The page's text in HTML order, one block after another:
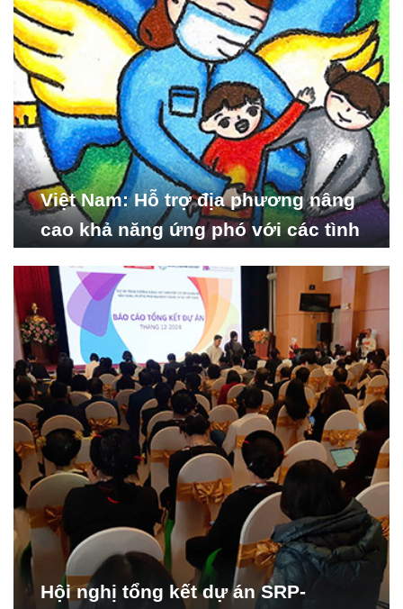
Việt Nam: Hỗ trợ địa phương nâng
cao khả năng ứng phó với các tình
Hội nghị tổng kết dự án SRP-